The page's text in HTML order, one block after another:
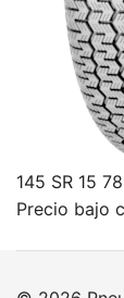
145 SR 15
Precio bajo